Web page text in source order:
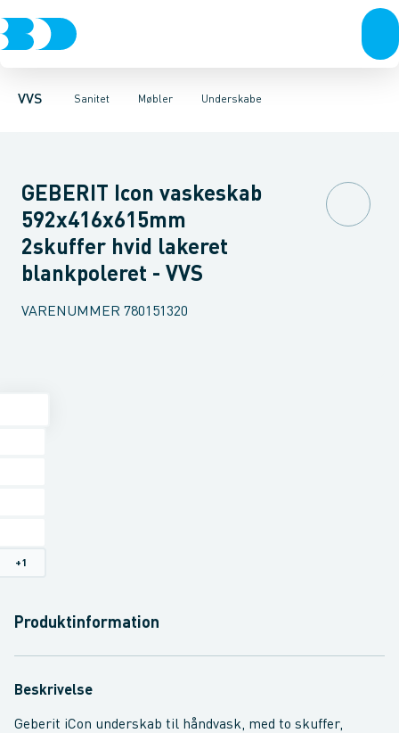
VVS Sanitet
Rør & fittingsPressfittings & rørKuglehaner & ventiler
Møbler
Toiletter, sæder og cisterner VaskeArmaturer
Underskabe
Møbelsæt & pakkerUnderskabeHøjskabe
GEBERIT Icon vaskeskab
592x416x615mm
2skuffer hvid lakeret
blankpoleret - VVS
VARENUMMER 780151320
+1
Produktinformation
Beskrivelse
Geberit iCon underskab til håndvask, med to skuffer,